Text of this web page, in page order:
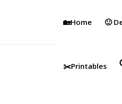
🏡Home 🙂
✂️Printables